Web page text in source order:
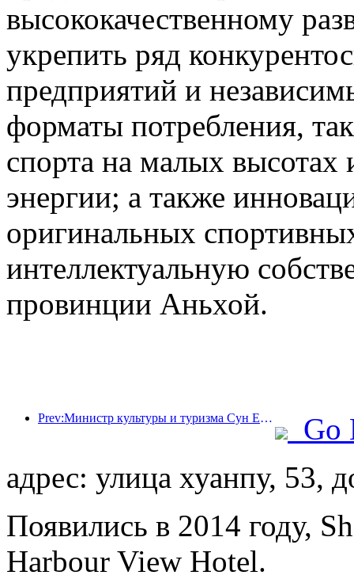
высококачественному
укрепить ряд
предприятий и
форматы потребления,
спорта на малых высотах
энергии; а также
оригинальных
интеллектуальную
провинции Аньхой.
Prev:Министр культуры и туризма Сун Ели: Содействовать созданию мощного туристического центра и расширению предложения высококачественных туристических продуктов.
Go
адрес: улица хуанпу, 53,
Появились в 2014 году,
Harbour View Hotel.